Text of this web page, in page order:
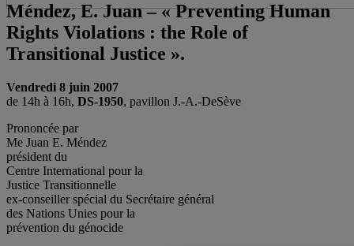
Méndez, E. Juan – « Preventing Human
Rights Violations : the Role of
Transitional Justice ».
Vendredi 8 juin 2007
de 14h à 16h, DS-1950, pavillon J.-A.-DeSève
Prononcée par
Me Juan E. Méndez
président du
Centre International pour la
Justice Transitionnelle
ex-conseiller spécial du Secrétaire général
des Nations Unies pour la
prévention du génocide